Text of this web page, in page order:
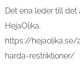
Det ena leder till det
HejaOlika.
https://
harda-restriktioner/